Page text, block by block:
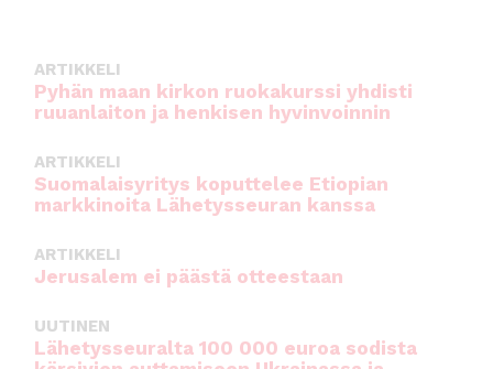
ARTIKKELI
Pyhän maan kirkon ruokakurssi yhdisti
ruuanlaiton ja henkisen hyvinvoinnin
ARTIKKELI
Suomalaisyritys koputtelee Etiopian
markkinoita Lähetysseuran kanssa
ARTIKKELI
Jerusalem ei päästä otteestaan
UUTINEN
Lähetysseuralta 100 000 euroa sodista